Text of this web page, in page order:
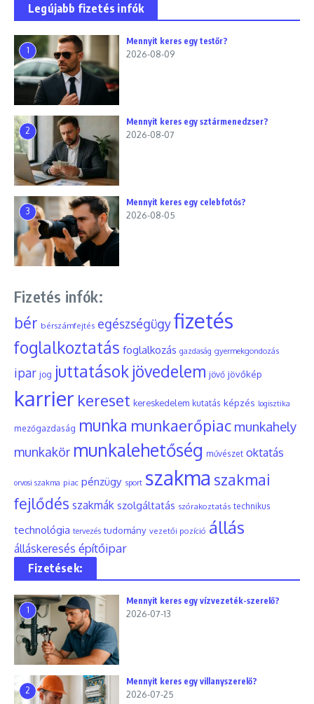
Legújabb fizetés infók
1
Mennyit keres egy testőr?
2026-08-09
2
Mennyit keres egy sztármenedzser?
2026-08-07
3
Mennyit keres egy celebfotós?
2026-08-05
Fizetés infók:
bér bérszámfejtés egészségügyfizetés
foglalkoztatás foglalkozás gazdaság gyermekgondozás
ipar jog juttatások jövedelem jövő jövőkép
karrier kereset kereskedelem kutatás képzés logisztika
mezőgazdaság munka munkaerőpiac munkahely
munkakör munkalehetőség művészet oktatás
orvosi szakma piac pénzügy sport szakma szakmai
fejlődés szakmák szolgáltatás szórakoztatás technikus
technológia tervezés tudomány vezetői pozíció állás
álláskeresés építőipar
Fizetések:
1
Mennyit keres egy vízvezeték-szerelő?
2026-07-13
2
Mennyit keres egy villanyszerelő?
2026-07-25